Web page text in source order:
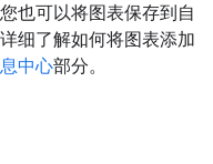
也可以将图表保存到自
细了解如何将图表添加
中心部分。